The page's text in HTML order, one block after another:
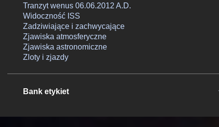
Tranzyt wenus 06.06.2012 A.D.
Widoczność ISS
Zadziwiające i zachwycające
Zjawiska atmosferyczne
Zjawiska astronomiczne
Zloty i zjazdy
Bank etykiet